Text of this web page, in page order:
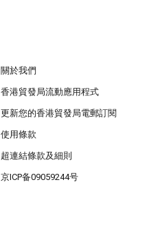
關於我們
香港貿發局流動應用程式
更新您的香港貿發局電郵訂閱
使用條款
超連結條款及細則
京ICP备09059244号